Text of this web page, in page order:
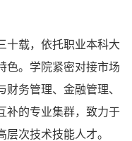
十载，依托职业本科大
色。学院紧密对接市场
务管理、金融管理、
补的专业集群，致力于
次技术技能人才。